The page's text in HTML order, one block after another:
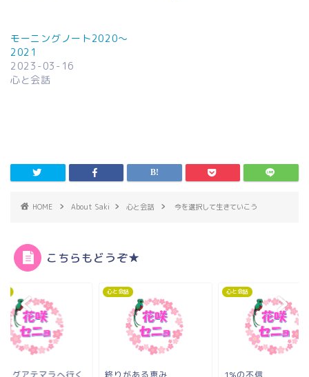
モーニングノート2020～
2021
2023-03-16
心と会話
HOME About Saki 心と会話 今を選択して生きていこう
こちらもどうぞ★
心と会話 心と会話